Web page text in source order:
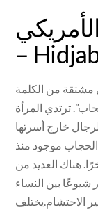
–
من الكلمة
ترتدي المرأة
خارج أسرتها
موجود منذ
هناك العديد من
شيوعًا بين النساء
الاحتشام.يختلف